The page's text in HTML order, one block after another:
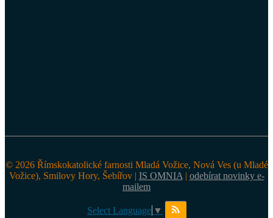
© 2026 Římskokatolické farnosti Mladá Vožice, Nová Ves (u Mladé
Vožice), Smilovy Hory, Šebířov | IS OMNIA | odebírat novinky e-
mailem
Select Language ▼